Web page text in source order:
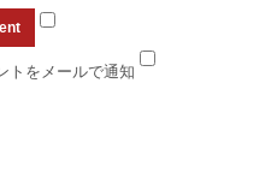
トをメールで通知